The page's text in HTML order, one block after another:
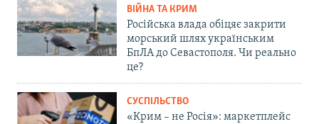
ВІЙНА ТА КРИМ
Російська влада обіцяє закрити
морський шлях українським
БпЛА до Севастополя. Чи реально
це?
СУСПІЛЬСТВО
«Крим – не Росія»: маркетплейс